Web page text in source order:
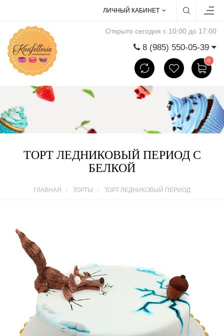
ЛИЧНЫЙ КАБИНЕТ
Открыто сегодня с 10:00 до 17:00
8 (985) 550-05-39
0
ТОРТ ЛЕДНИКОВЫЙ ПЕРИОД С
БЕЛКОЙ
ГЛАВНАЯ ТОРТЫ ТОРТ ЛЕДНИКОВЫЙ ПЕРИОД